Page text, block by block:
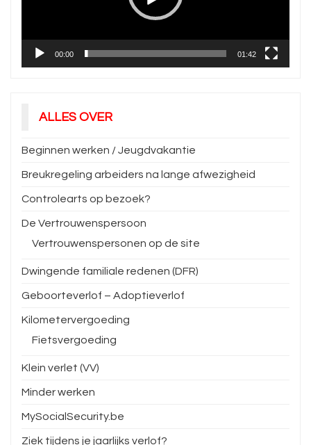
00:00 01:42
ALLES OVER
Beginnen werken / Jeugdvakantie
Breukregeling arbeiders na lange afwezigheid
Controlearts op bezoek?
De Vertrouwenspersoon
Vertrouwenspersonen op de site
Dwingende familiale redenen (DFR)
Geboorteverlof – Adoptieverlof
Kilometervergoeding
Fietsvergoeding
Klein verlet (VV)
Minder werken
MySocialSecurity.be
Ziek tijdens je jaarlijks verlof?